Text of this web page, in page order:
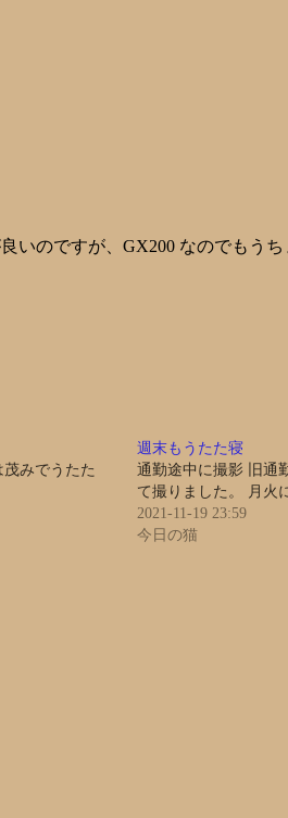
いのですが、GX200 なのでもう
みでうたた
週末もうたた寝
通勤途中に撮影 旧通
て撮りました。 月火
2021-11-19 23:59
今日の猫